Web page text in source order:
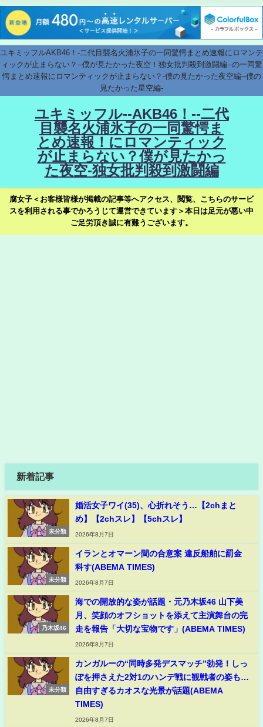
ユキミッフルAKB46！-二代目襲名火浦氷子の一同驚愕まとめ速報にロマンテ
ィックが止まらない？--僕が見たかった夜空！独女批判殺到激闘編--の一同驚
愕まとめ速報にロマンティックが止まらない？-僕の見たかった夜空編--僕の
見たかった星空編-
ユキミッフル--AKB46！--二代
目襲名火浦氷子の一同驚愕ま
とめ速報！にロマンティック
が止まらない？僕が見たかっ
た夜空-独女批判殺到激闘編
腐女子＜お客様皆様が掲載の記事等へアクセス、閲覧、こちらのサービ
スを利用される事でかろうじて運営できています＞本日は足元が悪い中
ご足労頂き誠に有難うございます。
新着記事
未分類
婚活女子ワイ(35)、心折れそう…【2chまと
め】【2chスレ】【5chスレ】
2026年8月7日
未分類
イランとオマーン間の合意案 違反船舶に罰金
科す(ABEMA TIMES)
2026年8月7日
乃木坂46
海での開放的な姿が話題・元乃木坂46 山下美
月、笑顔のオフショットを添えて主演舞台の完
走を報告「大切な宝物です」(ABEMA TIMES)
2026年8月7日
未分類
カンガルーの“同時多発デスマッチ”勃発！しっ
ぽを押さえた2対1のハンデ戦に観戦者の姿も…
自由すぎるカオスな光景が話題(ABEMA
TIMES)
2026年8月7日